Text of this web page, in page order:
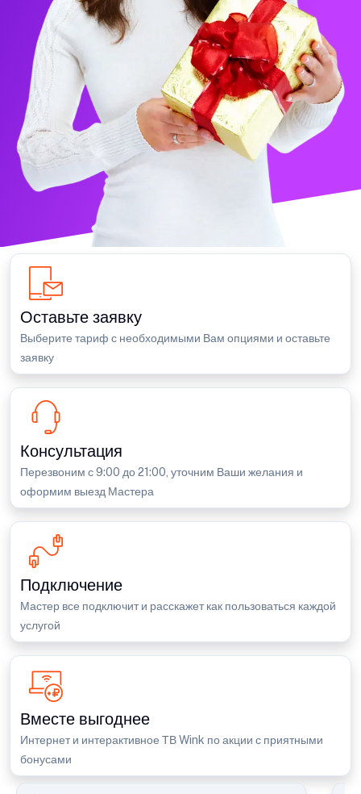
Оставьте заявку
Выберите тариф с необходимыми Вам опциями и оставьте
заявку
Консультация
Перезвоним с 9:00 до 21:00, уточним Ваши желания и
оформим выезд Мастера
Подключение
Мастер все подключит и расскажет как пользоваться каждой
услугой
Вместе выгоднее
Интернет и интерактивное ТВ Wink по акции с приятными
бонусами